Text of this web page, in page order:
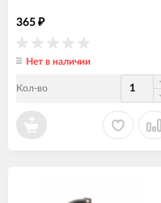
365 ₽
Нет в наличии
Кол-во